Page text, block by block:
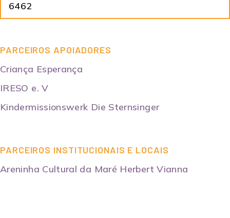
6462
PARCEIROS APOIADORES
Criança Esperança
IRESO e. V
Kindermissionswerk Die Sternsinger
PARCEIROS INSTITUCIONAIS E LOCAIS
Areninha Cultural da Maré Herbert Vianna